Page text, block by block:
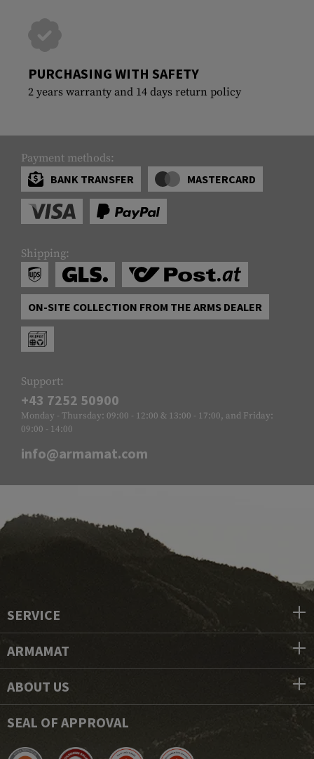
PURCHASING WITH SAFETY
2 years warranty and 14 days return policy
Payment methods:
BANK TRANSFER
MASTERCARD
Shipping:
ON-SITE COLLECTION FROM THE ARMS DEALER
Support:
+43 7252 50900
Monday - Thursday: 09:00 - 12:00 & 13:00 - 17:00, and Friday:
09:00 - 14:00
info@armamat.com
SERVICE
ARMAMAT
ABOUT US
SEAL OF APPROVAL